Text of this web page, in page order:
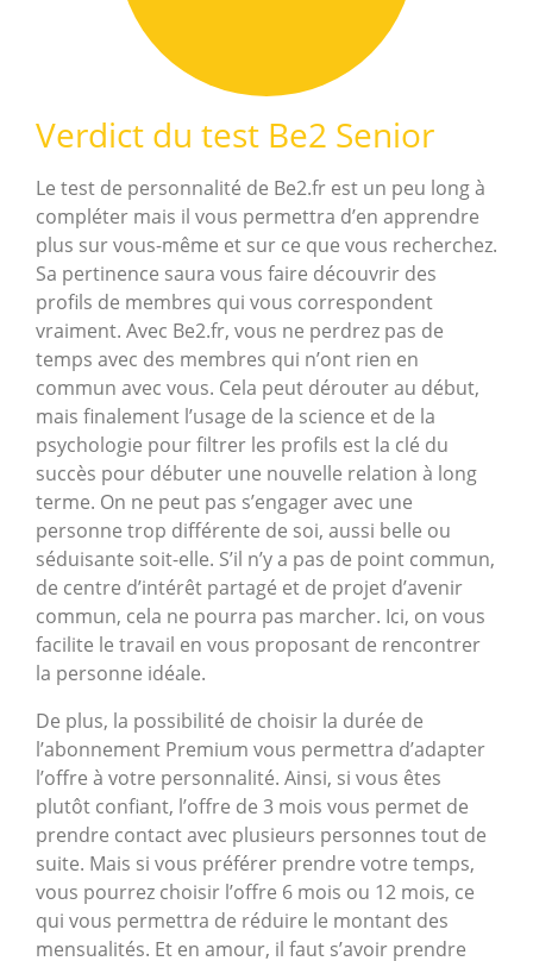
Verdict du test Be2 Senior
Le test de personnalité de Be2.fr est un peu long à
compléter mais il vous permettra d’en apprendre
plus sur vous-même et sur ce que vous recherchez.
Sa pertinence saura vous faire découvrir des
profils de membres qui vous correspondent
vraiment. Avec Be2.fr, vous ne perdrez pas de
temps avec des membres qui n’ont rien en
commun avec vous. Cela peut dérouter au début,
mais finalement l’usage de la science et de la
psychologie pour filtrer les profils est la clé du
succès pour débuter une nouvelle relation à long
terme. On ne peut pas s’engager avec une
personne trop différente de soi, aussi belle ou
séduisante soit-elle. S’il n’y a pas de point commun,
de centre d’intérêt partagé et de projet d’avenir
commun, cela ne pourra pas marcher. Ici, on vous
facilite le travail en vous proposant de rencontrer
la personne idéale.
De plus, la possibilité de choisir la durée de
l’abonnement Premium vous permettra d’adapter
l’offre à votre personnalité. Ainsi, si vous êtes
plutôt confiant, l’offre de 3 mois vous permet de
prendre contact avec plusieurs personnes tout de
suite. Mais si vous préférer prendre votre temps,
vous pourrez choisir l’offre 6 mois ou 12 mois, ce
qui vous permettra de réduire le montant des
mensualités. Et en amour, il faut s’avoir prendre